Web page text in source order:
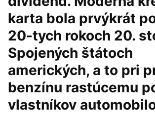
karta bola prvýkrát
20-tych rokoch 20.
Spojených štátoch
amerických, a to pri
benzínu rastúcemu
vlastníkov